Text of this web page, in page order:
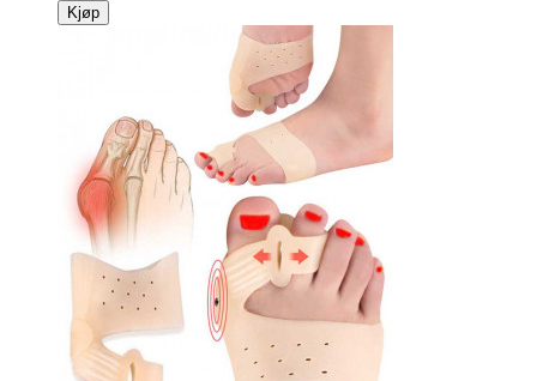
Kjøp